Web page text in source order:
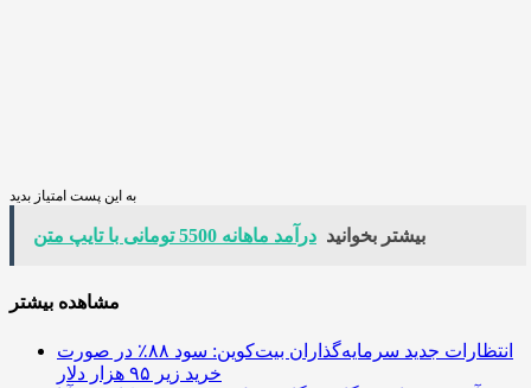
به این پست امتیاز بدید
بیشتر بخوانید درآمد ماهانه 5500 تومانی با تایپ متن
مشاهده بیشتر
انتظارات جدید سرمایه‌گذاران بیت‌کوین: سود ۸۸٪ در صورت
خرید زیر ۹۵ هزار دلار